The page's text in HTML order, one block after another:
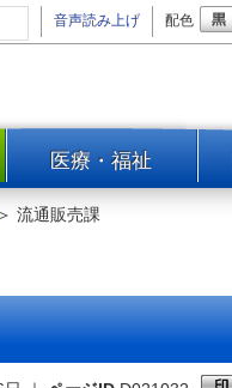
音声読み上げ 配色
一覧
医療・福祉
＞ 流通販売課